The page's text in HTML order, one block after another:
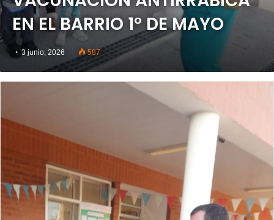
EN EL BARRIO 1° DE MAYO
3 junio, 2026 587